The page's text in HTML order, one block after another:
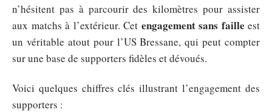
n’hésitent pas à parcourir des kilomètres pour assister
aux matchs à l’extérieur. Cet engagement sans faille est
un véritable atout pour l’US Bressane, qui peut compter
sur une base de supporters fidèles et dévoués.
Voici quelques chiffres clés illustrant l’engagement des
supporters :